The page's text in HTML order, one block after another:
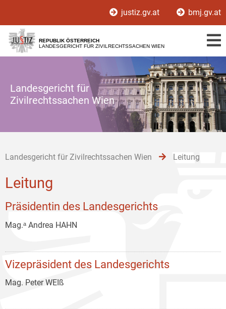
[1]
[2]
[3]
justiz.gv.at bmj.gv.at
REPUBLIK ÖSTERREICH
LANDESGERICHT FÜR ZIVILRECHTSSACHEN WIEN
Landesgericht für
Zivilrechtssachen Wien
Landesgericht für Zivilrechtssachen Wien Leitung
Leitung
Präsidentin des Landesgerichts
Mag.ᵃ Andrea HAHN
Vizepräsident des Landesgerichts
Mag. Peter WEIß